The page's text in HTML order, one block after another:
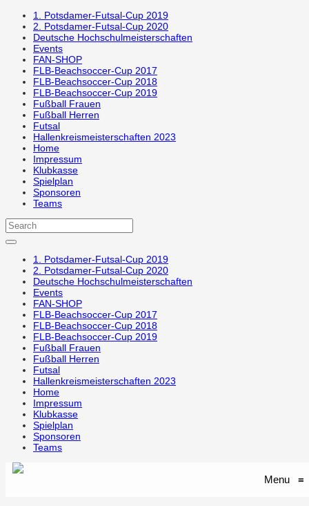
1. Potsdamer-Futsal-Cup 2019
2. Potsdamer-Futsal-Cup 2020
Deutsche Hochschulmeisterschaften
Events
FAN-SHOP
FLB-Beachsoccer-Cup 2017
FLB-Beachsoccer-Cup 2018
FLB-Beachsoccer-Cup 2019
Fußball Frauen
Fußball Herren
Futsal
Hallenkreismeisterschaften 2023
Home
Impressum
Klubkasse
Spielplan
Sponsoren
Teams
1. Potsdamer-Futsal-Cup 2019
2. Potsdamer-Futsal-Cup 2020
Deutsche Hochschulmeisterschaften
Events
FAN-SHOP
FLB-Beachsoccer-Cup 2017
FLB-Beachsoccer-Cup 2018
FLB-Beachsoccer-Cup 2019
Fußball Frauen
Fußball Herren
Futsal
Hallenkreismeisterschaften 2023
Home
Impressum
Klubkasse
Spielplan
Sponsoren
Teams
Menu ≡